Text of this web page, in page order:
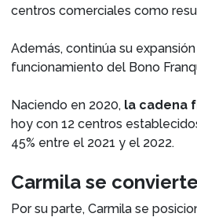
centros comerciales como
Además, continúa su
funcionamiento del Bono
Naciendo en 2020, la cadena
hoy con 12 centros
45% entre el 2021 y el 2022.
Carmila se
Por su parte, Carmila se